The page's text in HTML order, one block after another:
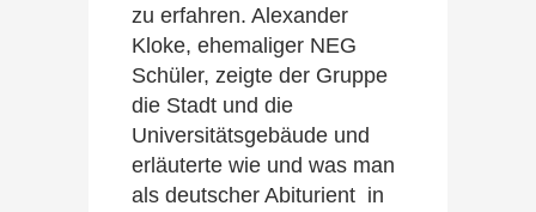
zu erfahren. Alexander
Kloke, ehemaliger NEG
Schüler, zeigte der Gruppe
die Stadt und die
Universitätsgebäude und
erläuterte wie und was man
als deutscher Abiturient in